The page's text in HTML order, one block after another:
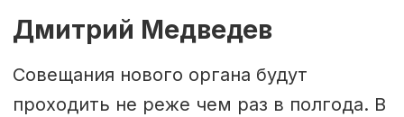
Дмитрий Медведев
Совещания нового органа будут
проходить не реже чем раз в полгода. В